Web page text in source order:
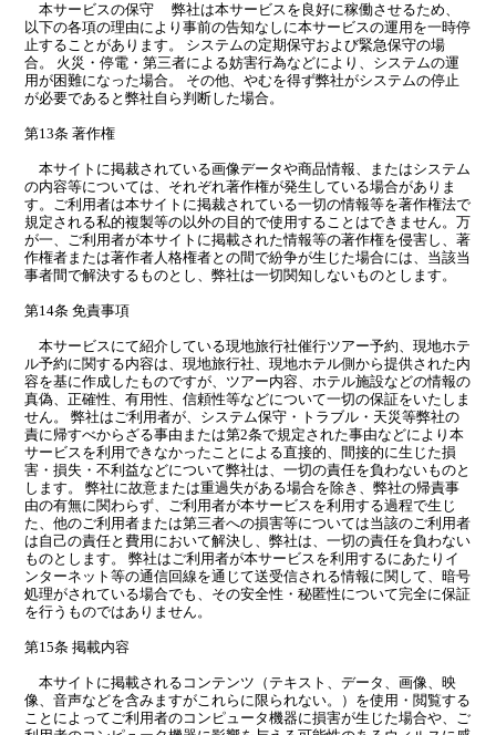
本サービスの保守 弊社は本サービスを良好に稼働させるため、
以下の各項の理由により事前の告知なしに本サービスの運用を一時停
止することがあります。 システムの定期保守および緊急保守の場
合。 火災・停電・第三者による妨害行為などにより、システムの運
用が困難になった場合。 その他、やむを得ず弊社がシステムの停止
が必要であると弊社自ら判断した場合。
第13条 著作権
本サイトに掲裁されている画像データや商品情報、またはシステム
の内容等については、それぞれ著作権が発生している場合がありま
す。ご利用者は本サイトに掲裁されている一切の情報等を著作権法で
規定される私的複製等の以外の目的で使用することはできません。万
が一、ご利用者が本サイトに掲載された情報等の著作権を侵害し、著
作権者または著作者人格権者との間で紛争が生じた場合には、当該当
事者間で解決するものとし、弊社は一切関知しないものとします。
第14条 免責事項
本サービスにて紹介している現地旅行社催行ツアー予約、現地ホテ
ル予約に関する内容は、現地旅行社、現地ホテル側から提供された内
容を基に作成したものですが、ツアー内容、ホテル施設などの情報の
真偽、正確性、有用性、信頼性等などについて一切の保証をいたしま
せん。 弊社はご利用者が、システム保守・トラブル・天災等弊社の
責に帰すべからざる事由または第2条で規定された事由などにより本
サービスを利用できなかったことによる直接的、間接的に生じた損
害・損失・不利益などについて弊社は、一切の責任を負わないものと
します。 弊社に故意または重過失がある場合を除き、弊社の帰責事
由の有無に関わらず、ご利用者が本サービスを利用する過程で生じ
た、他のご利用者または第三者への損害等については当該のご利用者
は自己の責任と費用において解決し、弊社は、一切の責任を負わない
ものとします。 弊社はご利用者が本サービスを利用するにあたりイ
ンターネット等の通信回線を通じて送受信される情報に関して、暗号
処理がされている場合でも、その安全性・秘匿性について完全に保証
を行うものではありません。
第15条 掲載内容
本サイトに掲載されるコンテンツ（テキスト、データ、画像、映
像、音声などを含みますがこれらに限られない。）を使用・閲覧する
ことによってご利用者のコンピュータ機器に損害が生じた場合や、ご